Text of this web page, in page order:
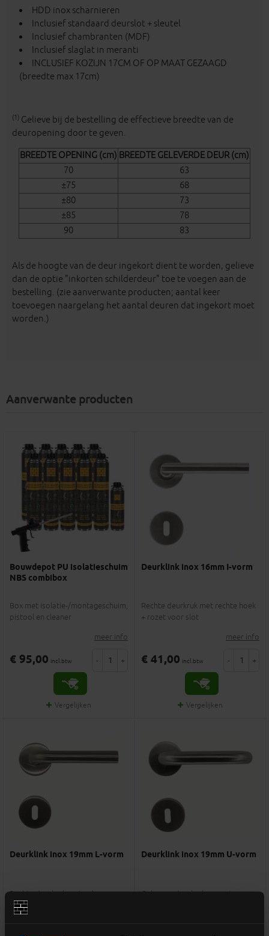
HDD inox scharnieren
Inclusief standaard deurslot + sleutel
Inclusief chambranten (MDF)
Inclusief slaglat in meranti
INCLUSIEF KOZIJN 17CM OF OP MAAT GEZAAGD
(breedte max 17cm)
(1) Gelieve bij de bestelling de effectieve breedte van de
deuropening door te geven.
BREEDTE OPENING (cm) BREEDTE GELEVERDE DEUR (cm)
70
63
±75
68
±80
73
±85
78
90
83
Als de hoogte van de deur ingekort dient te worden, gelieve
dan de optie "inkorten schilderdeur" toe te voegen aan de
bestelling. (zie aanverwante producten; aantal keer
toevoegen naargelang het aantal deuren dat ingekort moet
worden.)
Aanverwante producten
Bouwdepot PU isolatieschuim
NBS combibox
Box met isolatie-/montageschuim,
pistool en cleaner
meer info
€ 95,00 incl.btw - +
Vergelijken
Deurklink inox 16mm I-vorm
Rechte deurkruk met rechte hoek
+ rozet voor slot
meer info
€ 41,00 incl.btw - +
Vergelijken
Deurklink inox 19mm L-vorm
Rechte deurkruk met gebogen
hoek + rozet voor slot
Deurklink inox 19mm U-vorm
Gebogen deurkruk + rozet voor